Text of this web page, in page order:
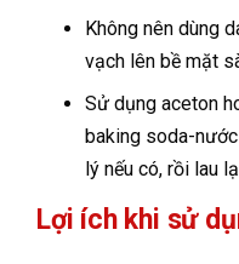
Không nên dùng
vạch lên bề mặt
Sử dụng aceton
baking soda-
lý nếu có, rồi lau
Lợi ích khi sử